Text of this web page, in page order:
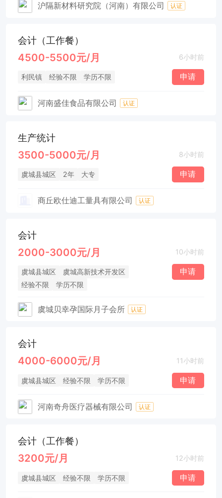
沪隔新材料研究院（河南）有限公司 认证
会计（工作餐）
4500-5500元/月 6小时前
利民镇 经验不限 学历不限 申请
河南盛佳食品有限公司 认证
生产统计
3500-5000元/月 8小时前
虞城县城区 2年 大专 申请
商丘欧仕迪工量具有限公司 认证
会计
2000-3000元/月 10小时前
虞城县城区
虞城高新技术开发区
经验不限
学历不限
申请
虞城贝幸孕国际月子会所 认证
会计
4000-6000元/月 11小时前
虞城县城区 经验不限 学历不限 申请
河南奇舟医疗器械有限公司 认证
会计（工作餐）
3200元/月 12小时前
虞城县城区 经验不限 学历不限 申请